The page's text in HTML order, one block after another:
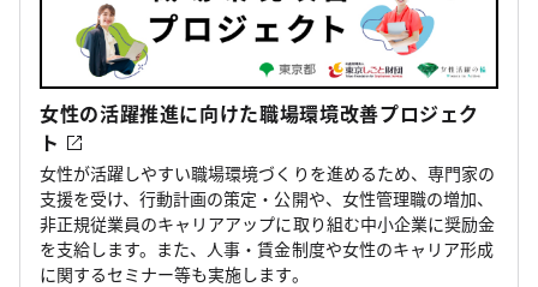
女性の活躍推進に向けた職場環境改善プロジェク
ト
女性が活躍しやすい職場環境づくりを進めるため、専門家の
支援を受け、行動計画の策定・公開や、女性管理職の増加、
非正規従業員のキャリアアップに取り組む中小企業に奨励金
を支給します。また、人事・賃金制度や女性のキャリア形成
に関するセミナー等も実施します。